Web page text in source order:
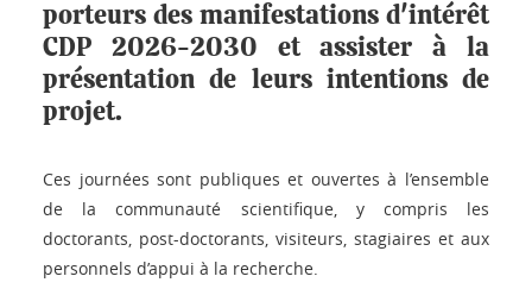
porteurs des manifestations d'intérêt
CDP 2026-2030 et assister à la
présentation de leurs intentions de
projet.
Ces journées sont publiques et ouvertes à l’ensemble
de la communauté scientifique, y compris les
doctorants, post-doctorants, visiteurs, stagiaires et aux
personnels d’appui à la recherche.